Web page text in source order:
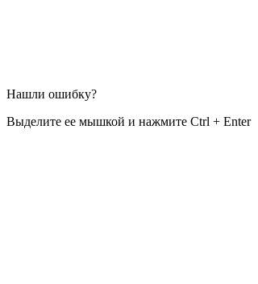
Нашли ошибку?
Выделите ее мышкой и нажмите Ctrl + Enter